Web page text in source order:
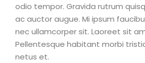
odio tempor. Gravida rutrum
ac auctor augue. Mi ipsum
nec ullamcorper sit. Laoreet sit
Pellentesque habitant morbi
netus et.